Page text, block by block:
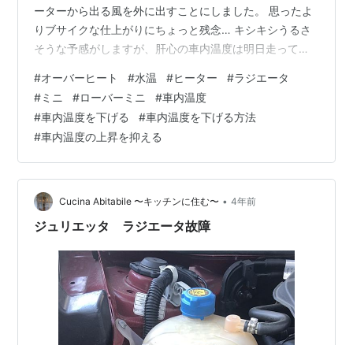
ーターから出る風を外に出すことにしました。 思ったよ
りブサイクな仕上がりにちょっと残念… キシキシうるさ
そうな予感がしますが、肝心の車内温度は明日走って確
#オーバーヒート #水温 #ヒーター #ラジエータ
#ミニ #ローバーミニ #車内温度
#車内温度を下げる #車内温度を下げる方法
#車内温度の上昇を抑える
Cucina Abitabile 〜キッチンに住む〜 • 4年前
ジュリエッタ ラジエータ故障